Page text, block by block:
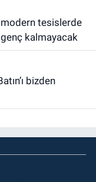
kalmayacak
yarıştı